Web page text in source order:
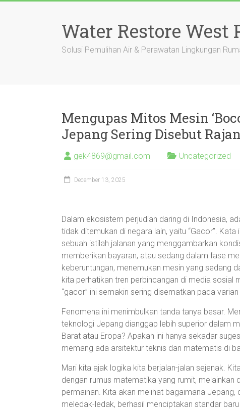
Water Restore West
Solusi Pemulihan Air & Perawatan Lingkungan
Mengupas Mitos Mesin
Jepang Sering Disebut
gek4869@gmail.com Uncategorized
December 13, 2025
Dalam ekosistem perjudian daring di Indonesia,
tidak ditemukan di negara lain, yaitu “Gacor”.
sebuah istilah jalanan yang menggambarkan
memberikan bayaran, atau sedang dalam fase
keberuntungan, menemukan mesin yang sedang
kita perhatikan tren perbincangan di media sosial
“gacor” ini semakin sering disematkan pada
Fenomena ini menimbulkan tanda tanya besar.
teknologi Jepang dianggap lebih superior dalam
Barat atau Eropa? Apakah ini hanya sekadar
memang ada arsitektur teknis dan matematis di
Mari kita ajak logika kita berjalan-jalan sejenak.
dengan rumus matematika yang rumit,
permainan. Kita akan melihat bagaimana Jepang,
meledak-ledak, berhasil menciptakan standar